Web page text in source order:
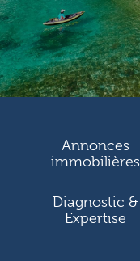
Annonces
immobilières
Diagnostic &
Expertise